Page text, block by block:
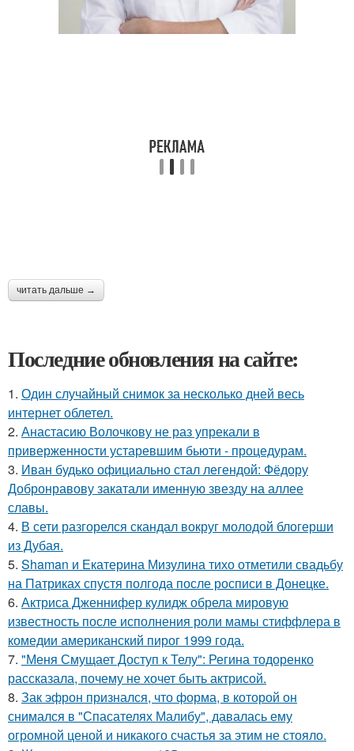
читать дальше →
Последние обновления на сайте:
1. Один случайный снимок за несколько дней весь
интернет облетел.
2. Анастасию Волочкову не раз упрекали в
приверженности устаревшим бьюти - процедурам.
3. Иван будько официально стал легендой: Фёдору
Добронравову закатали именную звезду на аллее
славы.
4. В сети разгорелся скандал вокруг молодой блогерши
из Дубая.
5. Shaman и Екатерина Мизулина тихо отметили свадьбу
на Патриках спустя полгода после росписи в Донецке.
6. Актриса Дженнифер кулидж обрела мировую
известность после исполнения роли мамы стиффлера в
комедии американский пирог 1999 года.
7. "Меня Смущает Доступ к Телу": Регина тодоренко
рассказала, почему не хочет быть актрисой.
8. Зак эфрон признался, что форма, в которой он
снимался в "Спасателях Малибу", давалась ему
огромной ценой и никакого счастья за этим не стояло.